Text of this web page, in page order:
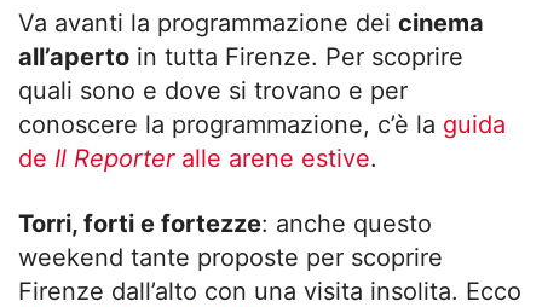
Va avanti la programmazione dei cinema
all’aperto in tutta Firenze. Per scoprire
quali sono e dove si trovano e per
conoscere la programmazione, c’è la guida
de Il Reporteralle arene estive.
Torri, forti e fortezze: anche questo
weekend tante proposte per scoprire
Firenze dall’alto con una visita insolita. Ecco